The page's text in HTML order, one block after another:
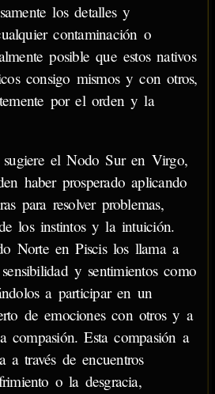
los detalles y
contaminación o
posible que estos nativos
consigo mismos y con otros,
por el orden y la
el Nodo Sur en Virgo,
haber prosperado aplicando
para resolver problemas,
los instintos y la intuición.
Norte en Piscis los llama a
y sentimientos como
a participar en un
de emociones con otros y a
compasión. Esta compasión a
a través de encuentros
o la desgracia,